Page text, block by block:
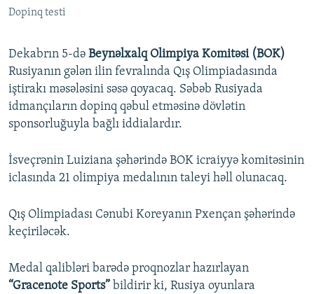
AZADLIQRADIOSU MOBIL TELEFONUNUZDA
XƏBƏR BÜLLETENLƏRIMIZ
RFE/RL-in bütün saytları
Dopinq testi
Dekabrın 5-də Beynəlxalq Olimpiya Komitəsi (BOK)
Rusiyanın gələn ilin fevralında Qış Olimpiadasında
iştirakı məsələsini səsə qoyacaq. Səbəb Rusiyada
idmançıların dopinq qəbul etməsinə dövlətin
sponsorluğuyla bağlı iddialardır.
İsveçrənin Luiziana şəhərində BOK icraiyyə komitəsinin
iclasında 21 olimpiya medalının taleyi həll olunacaq.
Qış Olimpiadası Cənubi Koreyanın Pxençan şəhərində
keçiriləcək.
Medal qalibləri barədə proqnozlar hazırlayan
“Gracenote Sports” bildirir ki, Rusiya oyunlara